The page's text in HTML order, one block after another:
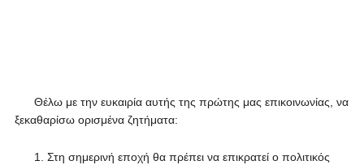
Θέλω με την ευκαιρία αυτής της πρώτης μας επικοινωνίας, να
ξεκαθαρίσω ορισμένα ζητήματα:
1. Στη σημερινή εποχή θα πρέπει να επικρατεί ο πολιτικός